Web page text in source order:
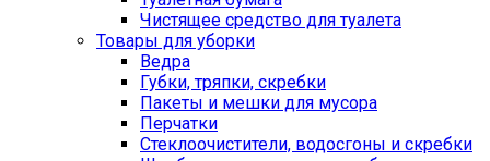
Чистящее средство для туалета
Товары для уборки
Ведра
Губки, тряпки, скребки
Пакеты и мешки для мусора
Перчатки
Стеклоочистители, водосгоны и скребки